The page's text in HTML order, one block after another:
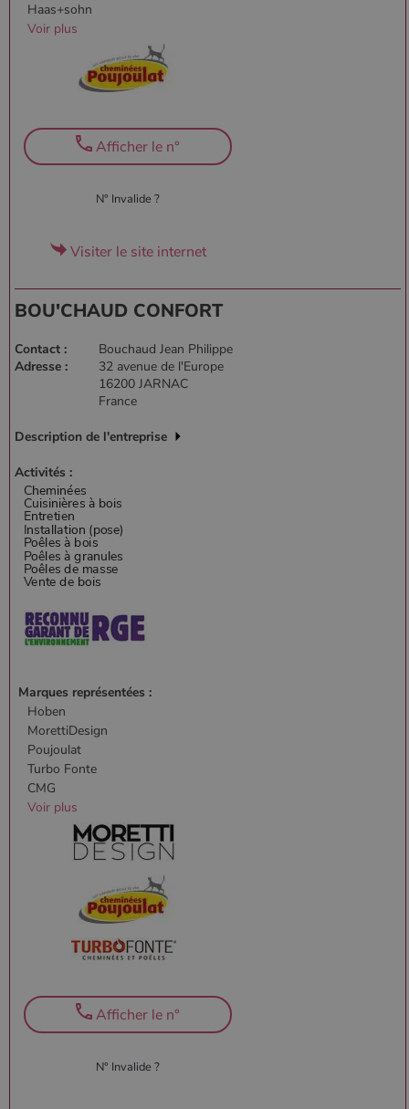
Haas+sohn
Voir plus
N° Invalide ?
Afficher le n°
Visiter le site internet
BOU'CHAUD CONFORT
Contact :
Bouchaud Jean Philippe
Adresse :
32 avenue de l'Europe
16200 JARNAC
France
Description de l'entreprise
Activités :
Marques représentées :
Hoben
MorettiDesign
Poujoulat
Turbo Fonte
CMG
Voir plus
N° Invalide ?
Afficher le n°